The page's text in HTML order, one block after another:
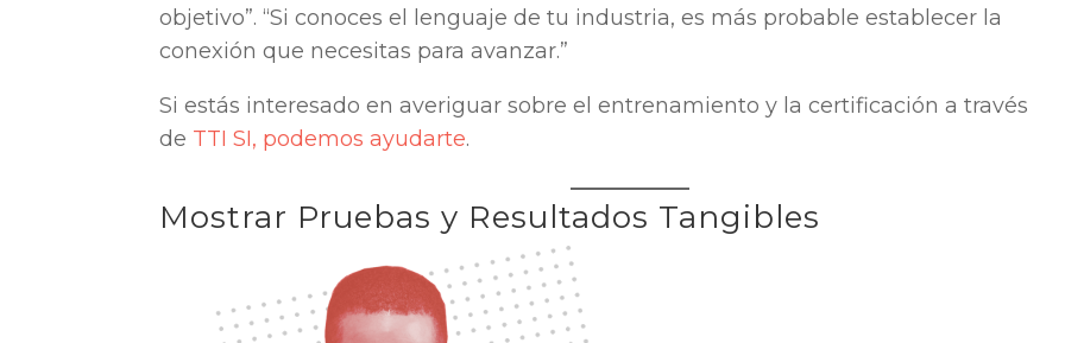
objetivo”. “Si conoces el lenguaje de tu industria, es más probable establecer la
conexión que necesitas para avanzar.”
Si estás interesado en averiguar sobre el entrenamiento y la certificación a través
de TTI SI, podemos ayudarte.
Mostrar Pruebas y Resultados Tangibles